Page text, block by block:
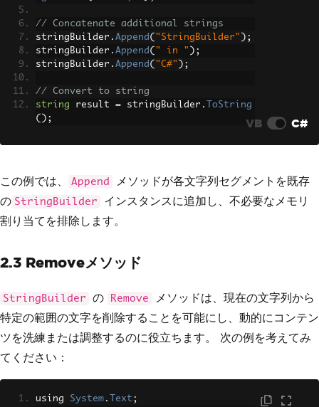
// Concatenate additional strings
stringBuilder . Append ( "StringBuilder" );
stringBuilder . Append ( " in " );
stringBuilder . Append ( "C#" );
// Convert to string
string result = stringBuilder .
ToString
();
VB C#
この例では、 Append
メソッドが各文字列セグメントを既存
の StringBuilder
インスタンスに追加し、不必要なメモリ
割り当てを排除します。
2.3 Removeメソッド
StringBuilder の Remove
メソッドは、現在の文字列から
特定の範囲の文字を削除することを可能にし、動的にコンテン
ツを洗練または調整するのに役立ちます。 次の例を考えてみ
てください：
using System . Text ;